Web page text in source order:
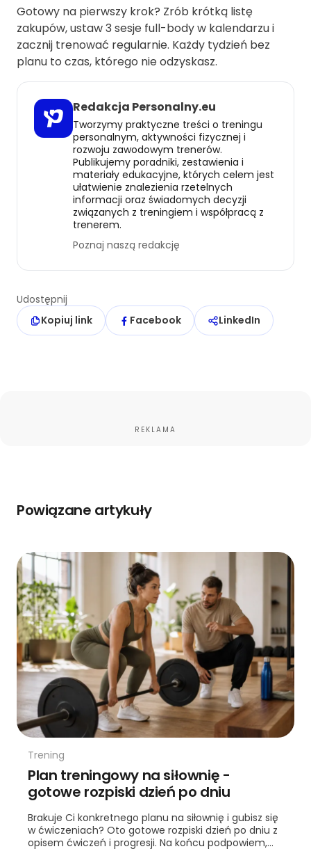
Gotowy na pierwszy krok? Zrób krótką listę
zakupów, ustaw 3 sesje full-body w kalendarzu i
zacznij trenować regularnie. Każdy tydzień bez
planu to czas, którego nie odzyskasz.
Redakcja Personalny.eu
Tworzymy praktyczne treści o treningu
personalnym, aktywności fizycznej i
rozwoju zawodowym trenerów.
Publikujemy poradniki, zestawienia i
materiały edukacyjne, których celem jest
ułatwienie znalezienia rzetelnych
informacji oraz świadomych decyzji
związanych z treningiem i współpracą z
trenerem.
Poznaj naszą redakcję
Udostępnij
Kopiuj link
Facebook LinkedIn
REKLAMA
Powiązane artykuły
Trening
Plan treningowy na siłownię -
gotowe rozpiski dzień po dniu
Brakuje Ci konkretnego planu na siłownię i gubisz się
w ćwiczeniach? Oto gotowe rozpiski dzień po dniu z
opisem ćwiczeń i progresji. Na końcu podpowiem,